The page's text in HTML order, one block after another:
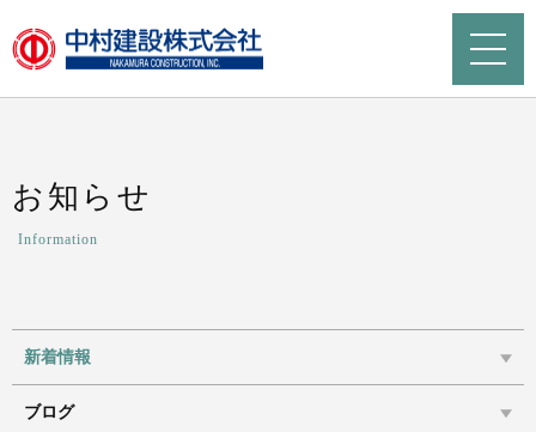
お知らせ
Information
新着情報
ブログ